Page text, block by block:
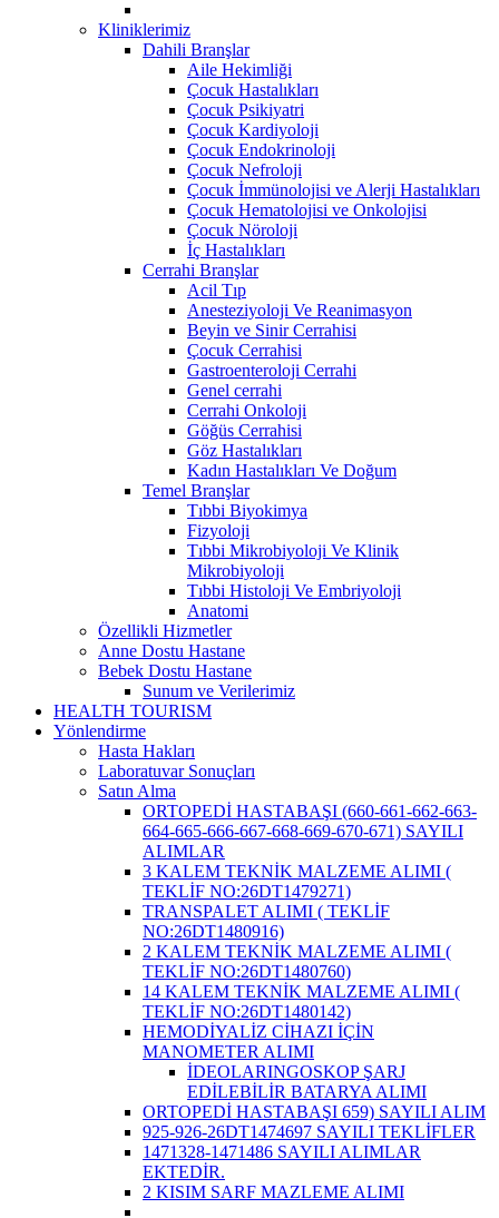
Kliniklerimiz
Dahili Branşlar
Aile Hekimliği
Çocuk Hastalıkları
Çocuk Psikiyatri
Çocuk Kardiyoloji
Çocuk Endokrinoloji
Çocuk Nefroloji
Çocuk İmmünolojisi ve Alerji Hastalıkları
Çocuk Hematolojisi ve Onkolojisi
Çocuk Nöroloji
İç Hastalıkları
Cerrahi Branşlar
Acil Tıp
Anesteziyoloji Ve Reanimasyon
Beyin ve Sinir Cerrahisi
Çocuk Cerrahisi
Gastroenteroloji Cerrahi
Genel cerrahi
Cerrahi Onkoloji
Göğüs Cerrahisi
Göz Hastalıkları
Kadın Hastalıkları Ve Doğum
Temel Branşlar
Tıbbi Biyokimya
Fizyoloji
Tıbbi Mikrobiyoloji Ve Klinik
Mikrobiyoloji
Tıbbi Histoloji Ve Embriyoloji
Anatomi
Özellikli Hizmetler
Anne Dostu Hastane
Bebek Dostu Hastane
Sunum ve Verilerimiz
HEALTH TOURISM
Yönlendirme
Hasta Hakları
Laboratuvar Sonuçları
Satın Alma
ORTOPEDİ HASTABAŞI (660-661-662-663-
664-665-666-667-668-669-670-671) SAYILI
ALIMLAR
3 KALEM TEKNİK MALZEME ALIMI (
TEKLİF NO:26DT1479271)
TRANSPALET ALIMI ( TEKLİF
NO:26DT1480916)
2 KALEM TEKNİK MALZEME ALIMI (
TEKLİF NO:26DT1480760)
14 KALEM TEKNİK MALZEME ALIMI (
TEKLİF NO:26DT1480142)
HEMODİYALİZ CİHAZI İÇİN
MANOMETER ALIMI
İDEOLARINGOSKOP ŞARJ
EDİLEBİLİR BATARYA ALIMI
ORTOPEDİ HASTABAŞI 659) SAYILI ALIM
925-926-26DT1474697 SAYILI TEKLİFLER
1471328-1471486 SAYILI ALIMLAR
EKTEDİR.
2 KISIM SARF MAZLEME ALIMI